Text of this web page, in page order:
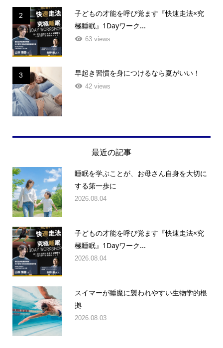
2
子どもの才能を呼び覚ます『快速走法×究
極睡眠』1Dayワーク...
63 views
3 早起き習慣を身につけるなら夏がいい！
42 views
最近の記事
睡眠を学ぶことが、お母さん自身を大切に
する第一歩に
2026.08.04
子どもの才能を呼び覚ます『快速走法×究
極睡眠』1Dayワーク...
2026.08.04
スイマーが睡魔に襲われやすい生物学的根
拠
2026.08.03